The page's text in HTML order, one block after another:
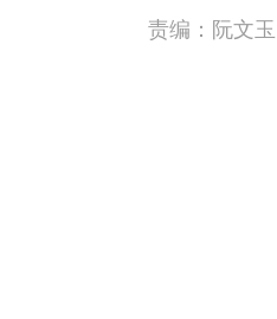
责编：阮文玉